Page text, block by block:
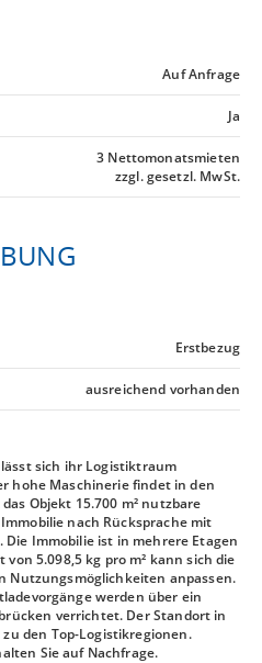
Auf Anfrage
Ja
3 Nettomonatsmieten
zzgl. gesetzl. MwSt.
Erstbezug
ausreichend vorhanden
sich ihr Logistiktraum
hohe Maschinerie findet in den
Objekt 15.700 m² nutzbare
nach Rücksprache mit
Immobilie ist in mehrere Etagen
5.098,5 kg pro m² kann sich die
Nutzungsmöglichkeiten anpassen.
werden über ein
verrichtet. Der Standort in
den Top-Logistikregionen.
Sie auf Nachfrage.